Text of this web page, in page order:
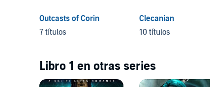
Outcasts of Corin
7 títulos
Clecanian
10 títulos
Libro 1 en otras series